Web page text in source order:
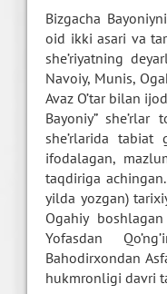
Bizgacha
oid ikki asari va
she’riyatning
Navoiy, Munis,
Avaz O’tar bilan
Bayoniy” she’rlar
she’rlarida tabiat
ifodalagan,
taqdiriga achingan.
yilda yozgan)
Ogahiy
Yofasdan
Bahodirxondan
hukmronligi davri